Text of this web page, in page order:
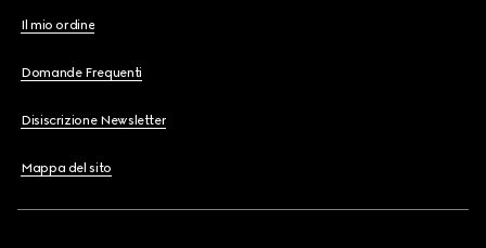
Il mio ordine
Domande Frequenti
Disiscrizione Newsletter
Mappa del sito